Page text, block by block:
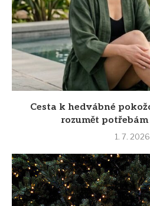
Cesta k hedvábné
rozumět potřebám
1. 7. 2026